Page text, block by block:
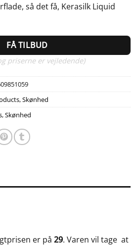
så det få, Kerasilk Liquid
FÅ TILBUD
priserne er vejledende)
,Skønhed
,Skønhed
er på 29. Varen vil tage at